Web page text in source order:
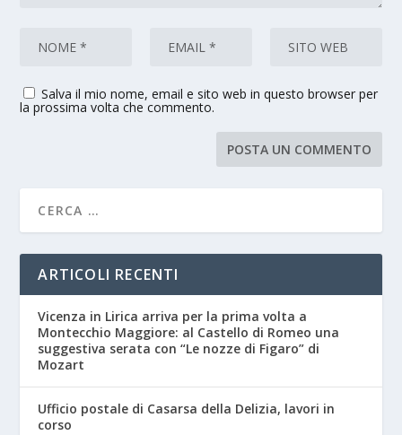
Salva il mio nome, email e sito web in questo browser per
la prossima volta che commento.
ARTICOLI RECENTI
Vicenza in Lirica arriva per la prima volta a
Montecchio Maggiore: al Castello di Romeo una
suggestiva serata con “Le nozze di Figaro” di
Mozart
Ufficio postale di Casarsa della Delizia, lavori in
corso